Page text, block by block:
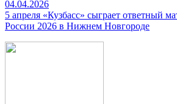
04.04.2026
5 апреля «Кузбасс» сыграет ответный
России 2026 в Нижнем Новгороде